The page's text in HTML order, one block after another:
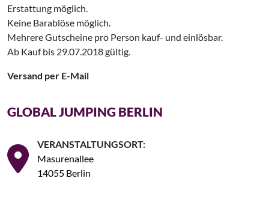
Erstattung möglich.
Keine Barablöse möglich.
Mehrere Gutscheine pro Person kauf- und einlösbar.
Ab Kauf bis 29.07.2018 gültig.
Versand per E-Mail
GLOBAL JUMPING BERLIN
VERANSTALTUNGSORT:
Masurenallee
14055 Berlin